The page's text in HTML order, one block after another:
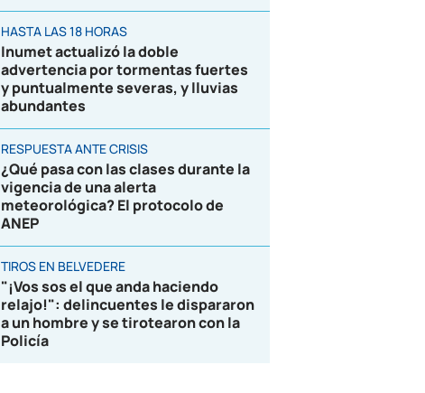
HASTA LAS 18 HORAS
Inumet actualizó la doble
advertencia por tormentas fuertes
y puntualmente severas, y lluvias
abundantes
RESPUESTA ANTE CRISIS
¿Qué pasa con las clases durante la
vigencia de una alerta
meteorológica? El protocolo de
ANEP
TIROS EN BELVEDERE
"¡Vos sos el que anda haciendo
relajo!": delincuentes le dispararon
a un hombre y se tirotearon con la
Policía